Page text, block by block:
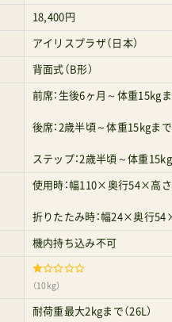
18,400円
アイリスプラザ（日本）
背面式（B形）
前席：生後6ヶ月～体重15kg
後席：2歳半頃～体重15kgまで
ステップ：2歳半頃～体重15kg
使用時：幅110×奥行54×高
折りたたみ時：幅24×奥行
機内持ち込み不可
（10kg）
耐荷重最大2kgまで（26L）